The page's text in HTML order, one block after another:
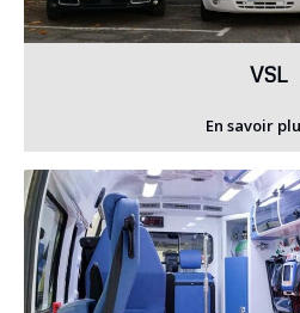
VSL
En savoir